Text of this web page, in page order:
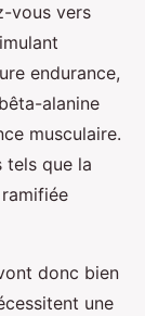
vous vers
endurance,
alanine
musculaire.
tels que la
donc bien
une